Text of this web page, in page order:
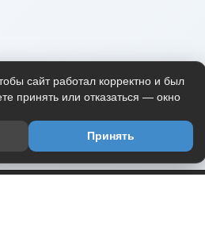
сайт работал корректно и был
принять или отказаться — окно
Принять